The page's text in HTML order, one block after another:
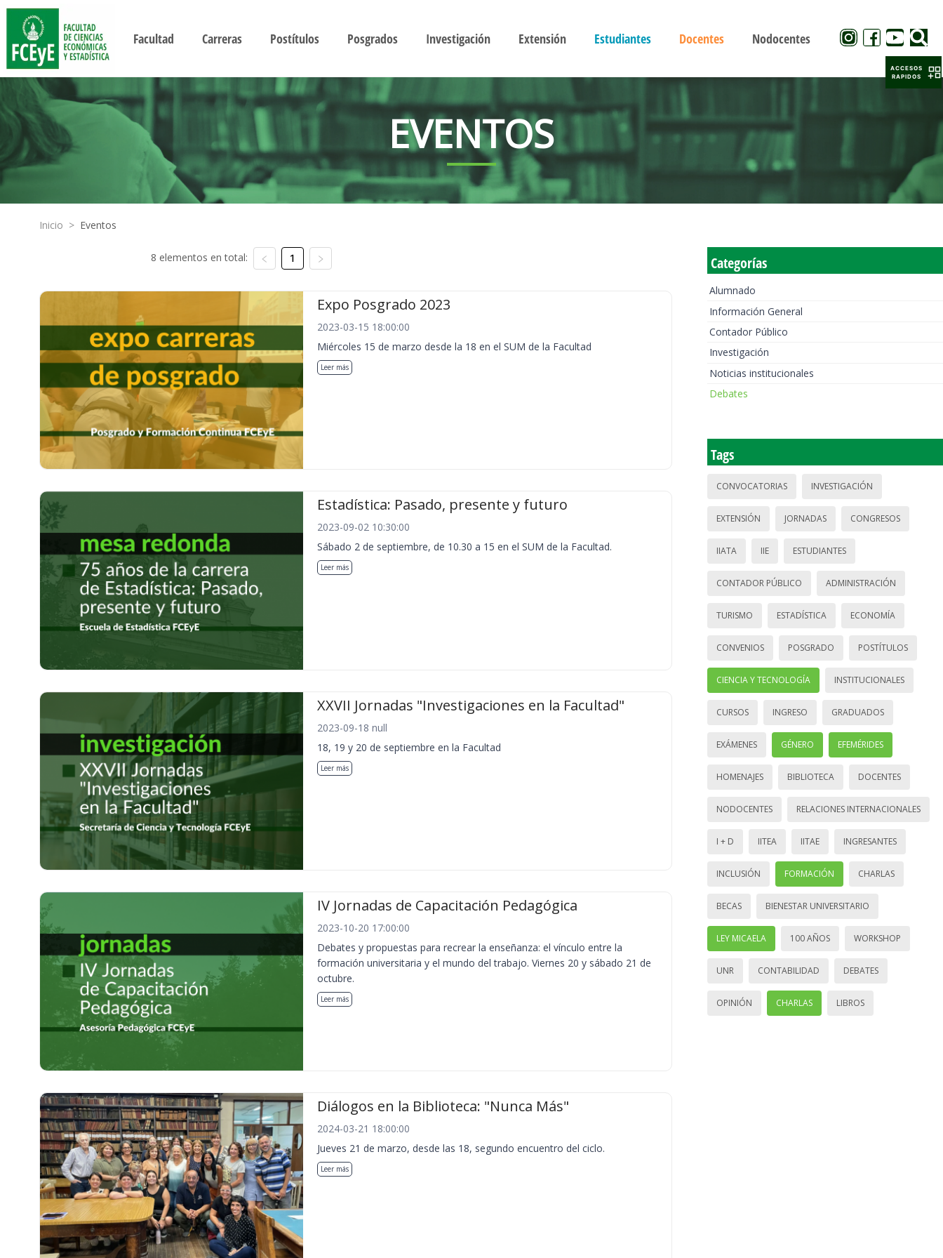
Facultad Carreras Postítulos Posgrados Investigación Extensión Estudiantes Docentes Nodocentes
EVENTOS
Inicio > Eventos
8 elementos en total: 1
Expo Posgrado 2023
2023-03-15 18:00:00
Miércoles 15 de marzo desde la 18 en el SUM de la Facultad
Leer más
Estadística: Pasado, presente y futuro
2023-09-02 10:30:00
Sábado 2 de septiembre, de 10.30 a 15 en el SUM de la Facultad.
Leer más
XXVII Jornadas "Investigaciones en la Facultad"
2023-09-18 null
18, 19 y 20 de septiembre en la Facultad
Leer más
IV Jornadas de Capacitación Pedagógica
2023-10-20 17:00:00
Debates y propuestas para recrear la enseñanza: el vínculo entre la
formación universitaria y el mundo del trabajo. Viernes 20 y sábado 21 de
octubre.
Leer más
Diálogos en la Biblioteca: "Nunca Más"
2024-03-21 18:00:00
Jueves 21 de marzo, desde las 18, segundo encuentro del ciclo.
Leer más
Categorías
Alumnado
Información General
Contador Público
Investigación
Noticias institucionales
Debates
Tags
CONVOCATORIAS INVESTIGACIÓN
EXTENSIÓN JORNADAS CONGRESOS
IIATA IIE ESTUDIANTES
CONTADOR PÚBLICO ADMINISTRACIÓN
TURISMO ESTADÍSTICA ECONOMÍA
CONVENIOS POSGRADO POSTÍTULOS
CIENCIA Y TECNOLOGÍA INSTITUCIONALES
CURSOS INGRESO GRADUADOS
EXÁMENES GÉNERO EFEMÉRIDES
HOMENAJES BIBLIOTECA DOCENTES
NODOCENTES RELACIONES INTERNACIONALES
I + D IITEA IITAE INGRESANTES
INCLUSIÓN FORMACIÓN CHARLAS
BECAS BIENESTAR UNIVERSITARIO
LEY MICAELA 100 AÑOS WORKSHOP
UNR CONTABILIDAD DEBATES
OPINIÓN CHARLAS LIBROS
ACCESOS
RAPIDOS